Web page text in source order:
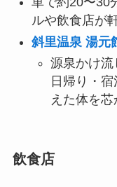
ルや飲食店が
斜里温泉 湯元
源泉かけ流
日帰り・
えた体を芯
飲食店